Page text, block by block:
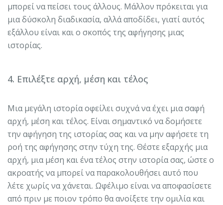
μπορεί να πείσει τους άλλους. Μάλλον πρόκειται για
μια δύσκολη διαδικασία, αλλά αποδίδει, γιατί αυτός
εξάλλου είναι και ο σκοπός της αφήγησης μιας
ιστορίας.
4. Επιλέξτε αρχή, μέση και τέλος
Μια μεγάλη ιστορία οφείλει συχνά να έχει μια σαφή
αρχή, μέση και τέλος. Είναι σημαντικό να δομήσετε
την αφήγηση της ιστορίας σας και να μην αφήσετε τη
ροή της αφήγησης στην τύχη της. Θέστε εξαρχής μια
αρχή, μια μέση και ένα τέλος στην ιστορία σας, ώστε ο
ακροατής να μπορεί να παρακολουθήσει αυτό που
λέτε χωρίς να χάνεται. Ωφέλιμο είναι να αποφασίσετε
από πριν με ποιον τρόπο θα ανοίξετε την ομιλία και